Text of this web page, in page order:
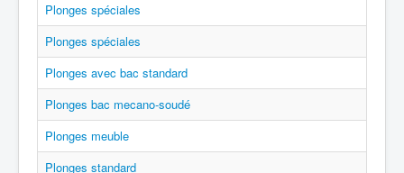
Plonges spéciales
Plonges spéciales
Plonges avec bac standard
Plonges bac mecano-soudé
Plonges meuble
Plonges standard